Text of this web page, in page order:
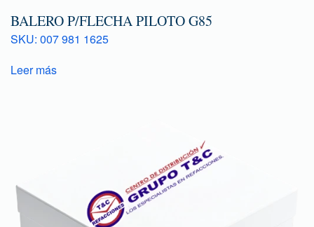
BALERO P/FLECHA PILOTO G85
SKU: 007 981 1625
Leer más